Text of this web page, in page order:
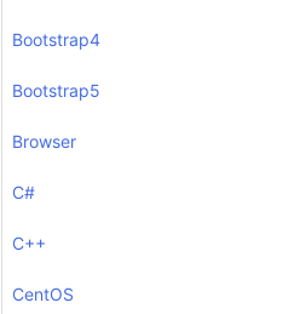
Bootstrap4
Bootstrap5
Browser
C#
C++
CentOS